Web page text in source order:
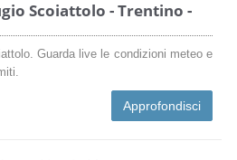
Scoiattolo - Trentino -
Guarda live le condizioni meteo e
Approfondisci